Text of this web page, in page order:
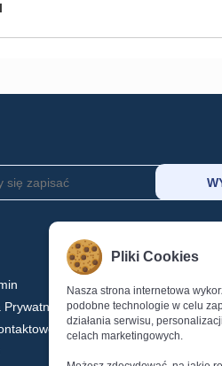
Prywatności
Pliki Cookies
Nasza strona internetowa
podobne technologie w celu
działania serwisu,
celach marketingowych.